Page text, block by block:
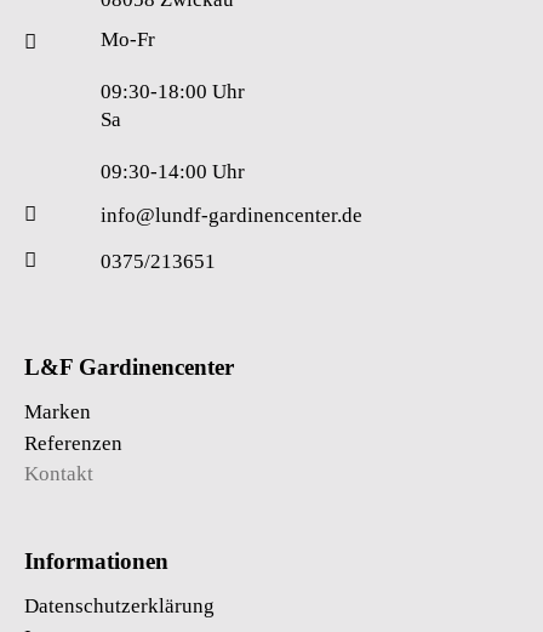
Mo-Fr
09:30-18:00 Uhr
Sa
09:30-14:00 Uhr
info@lundf-gardinencenter.de
0375/213651
L&F Gardinencenter
Marken
Referenzen
Kontakt
Informationen
Datenschutzerklärung